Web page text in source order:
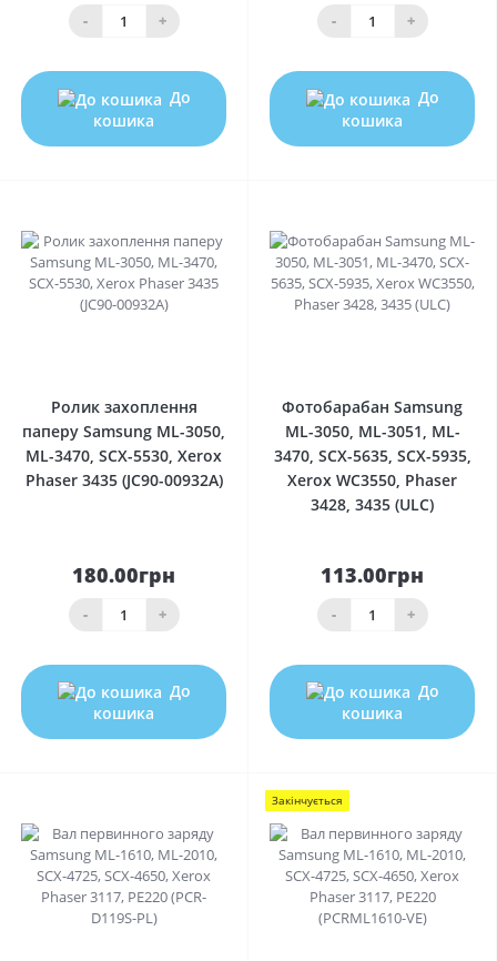
- +
До
кошика
- +
До
кошика
Ролик захоплення
паперу Samsung ML-3050,
ML-3470, SCX-5530, Xerox
Phaser 3435 (JC90-00932A)
180.00грн
- +
До
кошика
Фотобарабан Samsung
ML-3050, ML-3051, ML-
3470, SCX-5635, SCX-5935,
Xerox WC3550, Phaser
3428, 3435 (ULC)
113.00грн
- +
До
кошика
Закінчується